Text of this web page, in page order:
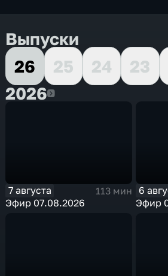
Выпуски
26
25 24 23
20262026
7 августа
113 мин
Эфир 07.08.2026
6
Эфир